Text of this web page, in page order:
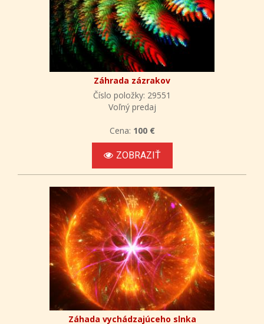
Záhrada zázrakov
Číslo položky: 29551
Voľný predaj
Cena: 100 €
ZOBRAZIŤ
Záhada vychádzajúceho slnka